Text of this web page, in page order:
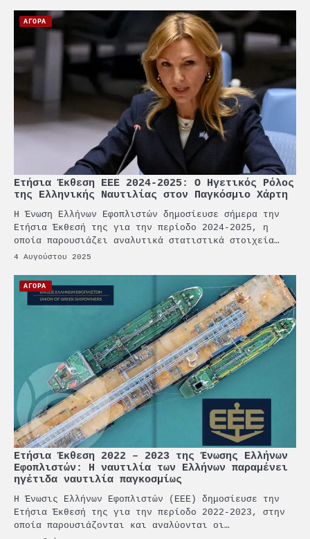
ΑΓΟΡΑ
Ετήσια Έκθεση ΕΕΕ 2024-2025: Ο Ηγετικός Ρόλος
της Ελληνικής Ναυτιλίας στον Παγκόσμιο Χάρτη
Η Ένωση Ελλήνων Εφοπλιστών δημοσίευσε σήμερα την
Ετήσια Έκθεσή της για την περίοδο 2024-2025, η
οποία παρουσιάζει αναλυτικά στατιστικά στοιχεία…
4 Αυγούστου 2025
ΑΓΟΡΑ
Ετήσια Έκθεση 2022 – 2023 της Ένωσης Ελλήνων
Εφοπλιστών: Η ναυτιλία των Ελλήνων παραμένει
ηγέτιδα ναυτιλία παγκοσμίως
Η Ένωσις Ελλήνων Εφοπλιστών (ΕΕΕ) δημοσίευσε την
Ετήσια Έκθεσή της για την περίοδο 2022-2023, στην
οποία παρουσιάζονται και αναλύονται οι…
2
PCT: Διπλή διάκριση για την
υπεύθυνη ανάπτυξη και τη
βιώσιμη επιχειρηματικότητα
Γ. Ξηραδάκης: Η ευρωπαϊκή